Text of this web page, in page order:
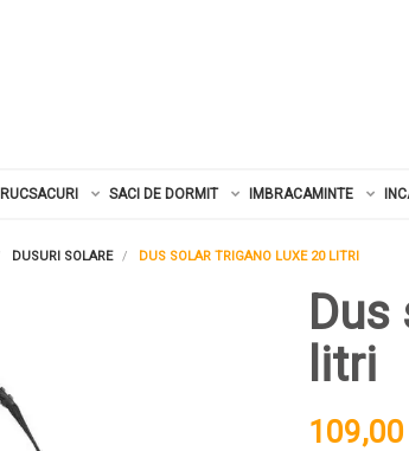
RUCSACURI SACI DE DORMIT IMBRACAMINTE
DUSURI SOLARE DUS SOLAR TRIGANO LUXE 20 LITRI
Dus
litri